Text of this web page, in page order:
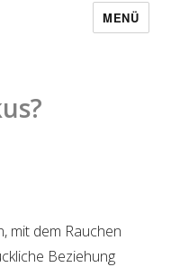
MENÜ
mit dem Rauchen
Beziehung